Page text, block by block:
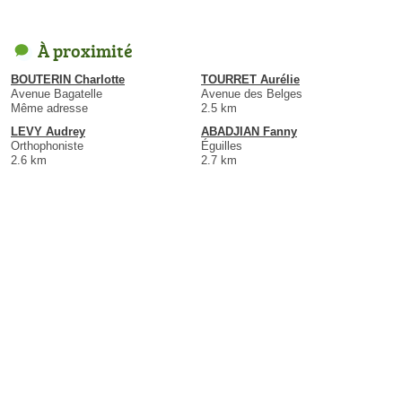
À proximité
BOUTERIN Charlotte
Avenue Bagatelle
Même adresse
TOURRET Aurélie
Avenue des Belges
2.5 km
LEVY Audrey
Orthophoniste
2.6 km
ABADJIAN Fanny
Éguilles
2.7 km